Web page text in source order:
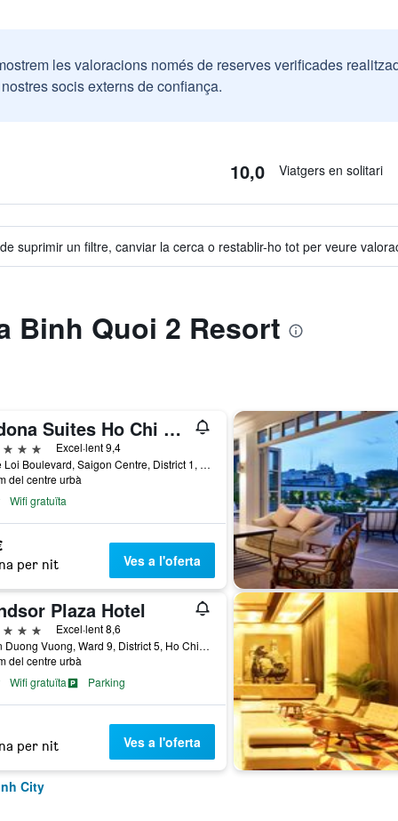
les valoracions només de reserves verificades
socis externs de confiança.
10,0 Viatgers en solitari
suprimir un filtre, canviar la cerca o restablir-ho tot per veure
Binh Quoi 2 Resort
Sedona Suites Ho Chi Minh City
Excel·lent 9,4
67 Le Loi Boulevard, Saigon Centre, District 1, Ho Chi Minh City, Vietnam
del centre urbà
Wifi gratuïta
per nit Ves a l'oferta
Plaza Hotel
Excel·lent 8,6
18 An Duong Vuong, Ward 9, District 5, Ho Chi Minh City, Vietnam
del centre urbà
Wifi gratuïta
Parking
per nit Ves a l'oferta
City